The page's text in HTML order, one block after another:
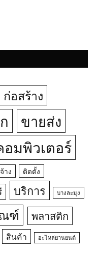
ก่อสร้าง
ขายส่ง
อมพิวเตอร์
าง ติดตั้ง
บริการ บางละมุง
ฑ์ พลาสติก
สินค้า อะไหล่ยานยนต์